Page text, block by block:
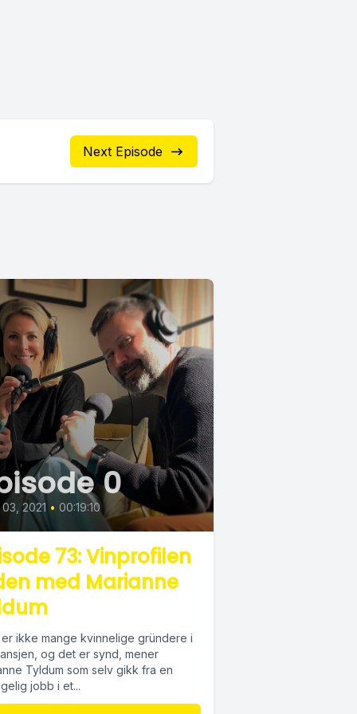
Next Episode
0
2021 • 00:19:10
73: Vinprofilen
med Marianne
ikke mange kvinnelige gründere i
og det er synd, mener
Tyldum som selv gikk fra en
jobb i et...